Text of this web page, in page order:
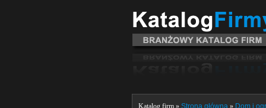
Katalog firm » Strona główna » Dom i